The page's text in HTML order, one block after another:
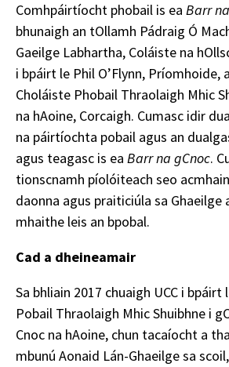
Comhpáirtíocht phobail is ea Barr
bhunaigh an tOllamh Pádraig Ó
Gaeilge Labhartha, Coláiste na
i bpáirt le Phil O’Flynn, Príomhoide,
Choláiste Phobail Thraolaigh Mhic
na hAoine, Corcaigh. Cumasc idir
na páirtíochta pobail agus an
agus teagasc is ea Barr na gCnoc.
tionscnamh píolóiteach seo
daonna agus praiticiúla sa Ghaeilge
mhaithe leis an bpobal.
Cad a dheineamair
Sa bhliain 2017 chuaigh UCC i bpáirt
Pobail Thraolaigh Mhic Shuibhne i
Cnoc na hAoine, chun tacaíocht a
mbunú Aonaid Lán-Ghaeilge sa